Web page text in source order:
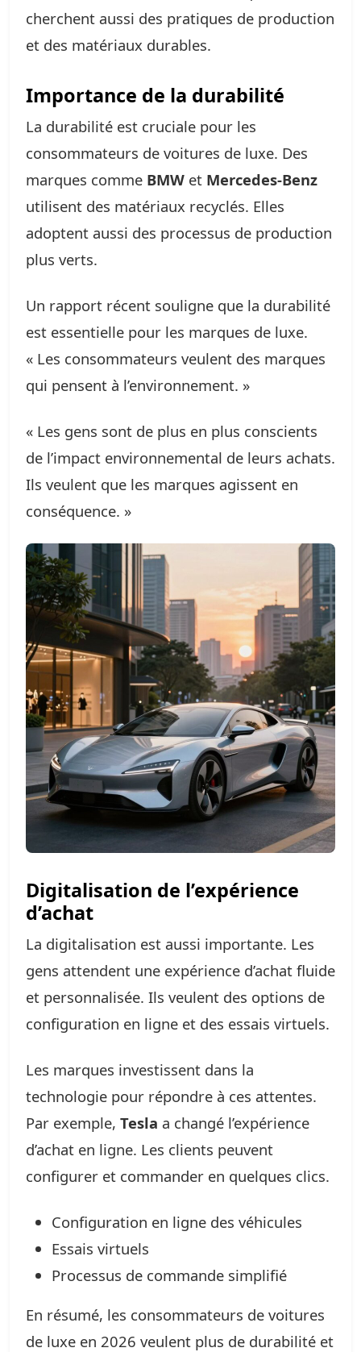
cherchent aussi des pratiques de production
et des matériaux durables.
Importance de la durabilité
La durabilité est cruciale pour les
consommateurs de voitures de luxe. Des
marques comme BMW et Mercedes-Benz
utilisent des matériaux recyclés. Elles
adoptent aussi des processus de production
plus verts.
Un rapport récent souligne que la durabilité
est essentielle pour les marques de luxe.
« Les consommateurs veulent des marques
qui pensent à l’environnement. »
« Les gens sont de plus en plus conscients
de l’impact environnemental de leurs achats.
Ils veulent que les marques agissent en
conséquence. »
Digitalisation de l’expérience
d’achat
La digitalisation est aussi importante. Les
gens attendent une expérience d’achat fluide
et personnalisée. Ils veulent des options de
configuration en ligne et des essais virtuels.
Les marques investissent dans la
technologie pour répondre à ces attentes.
Par exemple, Tesla a changé l’expérience
d’achat en ligne. Les clients peuvent
configurer et commander en quelques clics.
Configuration en ligne des véhicules
Essais virtuels
Processus de commande simplifié
En résumé, les consommateurs de voitures
de luxe en 2026 veulent plus de durabilité et